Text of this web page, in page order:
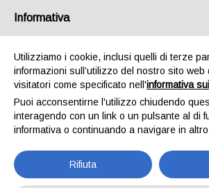
FacebookYouTube
Informativa
Utilizziamo i cookie, inclusi quelli di terze
informazioni sull’utilizzo del nostro sito web
visitatori come specificato nell'informativa
Puoi acconsentirne l'utilizzo chiudendo
interagendo con un link o un pulsante al di
informativa o continuando a navigare in
Rifiuta